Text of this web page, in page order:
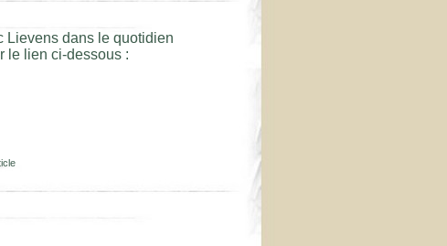
Lievens dans le quotidien
le lien ci-dessous :